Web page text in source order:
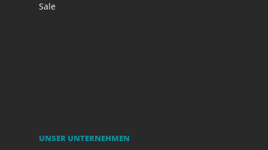
Sale
UNSER UNTERNEHMEN